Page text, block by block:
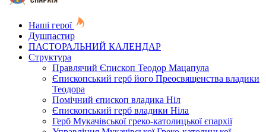
Наші герої
Душпастир
ПАСТОРАЛЬНИЙ КАЛЕНДАР
Структура
Правлячий Єпископ Теодор Мацапула
Єпископський герб його Преосвященства владики
Теодора
Помічний єпископ владика Ніл
Єпископський герб владики Ніла
Герб Мукачівської греко-католицької єпархії